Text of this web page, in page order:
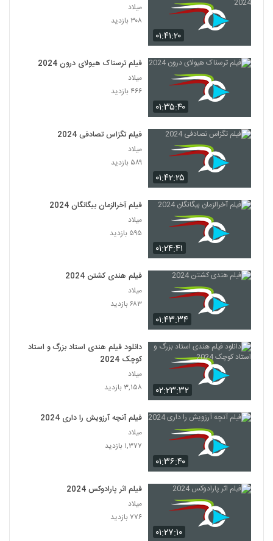
۰۱:۴۱:۲۰
میلاد
۳۰۸ بازدید
۰۱:۳۵:۴۰
فیلم ترسناک هیولای درون 2024
میلاد
۴۶۶ بازدید
۰۱:۴۲:۲۵
فیلم تگزاس تصادفی 2024
میلاد
۵۸۹ بازدید
۰۱:۲۴:۴۱
فیلم آخرالزمان بیگانگان 2024
میلاد
۵۹۵ بازدید
۰۱:۴۳:۳۴
فیلم هندی کشتن 2024
میلاد
۶۸۳ بازدید
۰۲:۲۳:۳۲
دانلود فیلم هندی استاد بزرگ و استاد
کوچک 2024
میلاد
۳,۱۵۸ بازدید
۰۱:۳۶:۴۰
فیلم آنچه آرزویش را داری 2024
میلاد
۱,۳۷۷ بازدید
۰۱:۲۷:۱۰
فیلم اثر پارادوکس 2024
میلاد
۷۷۶ بازدید